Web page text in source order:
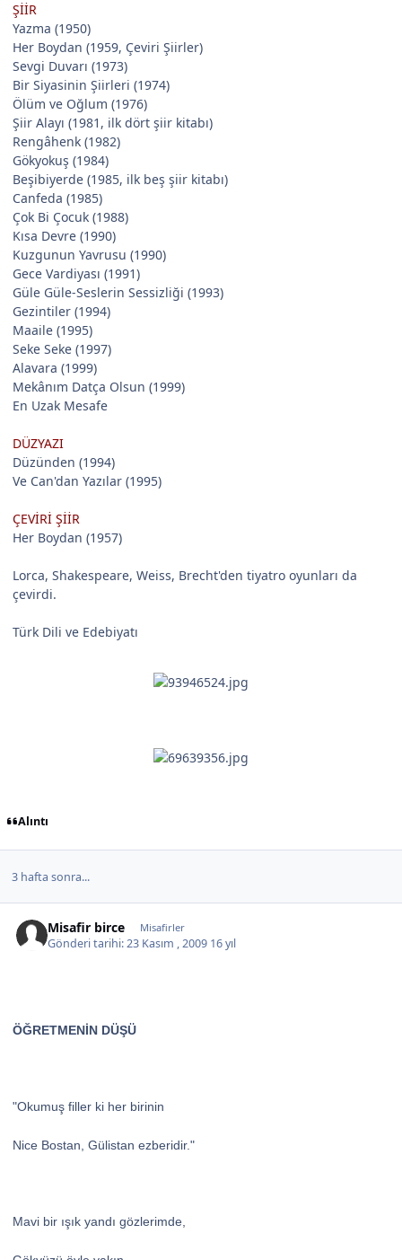
ŞİİR
Yazma (1950)
Her Boydan (1959, Çeviri Şiirler)
Sevgi Duvarı (1973)
Bir Siyasinin Şiirleri (1974)
Ölüm ve Oğlum (1976)
Şiir Alayı (1981, ilk dört şiir kitabı)
Rengâhenk (1982)
Gökyokuş (1984)
Beşibiyerde (1985, ilk beş şiir kitabı)
Canfeda (1985)
Çok Bi Çocuk (1988)
Kısa Devre (1990)
Kuzgunun Yavrusu (1990)
Gece Vardiyası (1991)
Güle Güle-Seslerin Sessizliği (1993)
Gezintiler (1994)
Maaile (1995)
Seke Seke (1997)
Alavara (1999)
Mekânım Datça Olsun (1999)
En Uzak Mesafe
DÜZYAZI
Düzünden (1994)
Ve Can'dan Yazılar (1995)
ÇEVİRİ ŞİİR
Her Boydan (1957)
Lorca, Shakespeare, Weiss, Brecht'den tiyatro oyunları da
çevirdi.
Türk Dili ve Edebiyatı
Alıntı
3 hafta sonra...
Misafir birce Misafirler
Gönderi tarihi:23 Kasım , 2009 16 yıl
ÖĞRETMENİN DÜŞÜ
"Okumuş filler ki her birinin
Nice Bostan, Gülistan ezberidir."
Mavi bir ışık yandı gözlerimde,